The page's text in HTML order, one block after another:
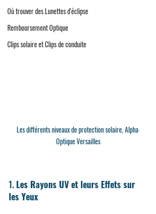
Où trouver des Lunettes d'éclipse
Remboursement Optique
Clips solaire et Clips de conduite
Les différents niveaux de protection solaire, Alpha
Optique Versailles
1. Les Rayons UV et leurs Effets sur
les Yeux